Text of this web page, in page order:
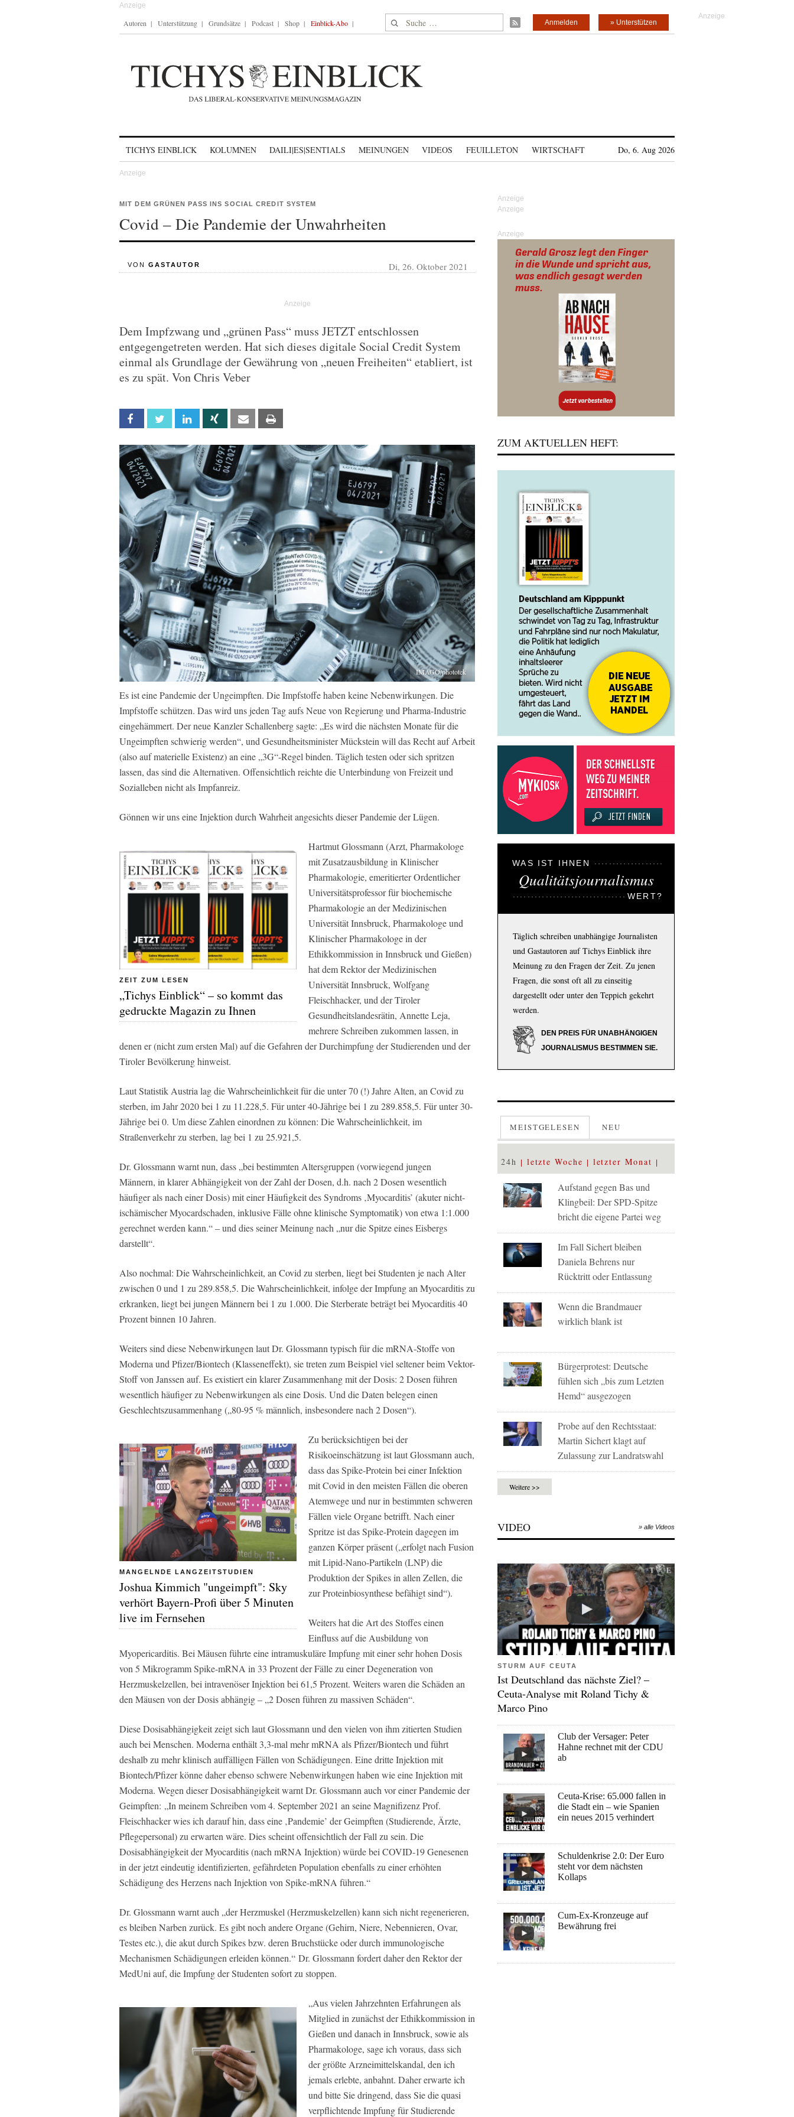
Autoren Unterstützung Grundsätze Podcast Shop Einblick-Abo Suche nach: » Unterstützen
Anmelden
TICHYS EINBLICK KOLUMNEN DAILI|ES|SENTIALS MEINUNGEN VIDEOS FEUILLETON WIRTSCHAFT Do, 6. Aug 2026
MIT DEM GRÜNEN PASS INS SOCIAL CREDIT SYSTEM
Covid – Die Pandemie der Unwahrheiten
VON GASTAUTOR Di, 26. Oktober 2021
Dem Impfzwang und „grünen Pass“ muss JETZT entschlossen
entgegengetreten werden. Hat sich dieses digitale Social Credit System
einmal als Grundlage der Gewährung von „neuen Freiheiten“ etabliert, ist
es zu spät. Von Chris Veber
Facebook Twitter Linkedin Xing Email
IMAGO/phototek
Es ist eine Pandemie der Ungeimpften. Die Impfstoffe haben keine Nebenwirkungen. Die
Impfstoffe schützen. Das wird uns jeden Tag aufs Neue von Regierung und Pharma-Industrie
eingehämmert. Der neue Kanzler Schallenberg sagte: „Es wird die nächsten Monate für die
Ungeimpften schwierig werden“, und Gesundheitsminister Mückstein will das Recht auf Arbeit
(also auf materielle Existenz) an eine „3G“-Regel binden. Täglich testen oder sich spritzen
lassen, das sind die Alternativen. Offensichtlich reichte die Unterbindung von Freizeit und
Sozialleben nicht als Impfanreiz.
Gönnen wir uns eine Injektion durch Wahrheit angesichts dieser Pandemie der Lügen.
ZEIT ZUM LESEN
„Tichys Einblick“ – so kommt das
gedruckte Magazin zu Ihnen
Hartmut Glossmann (Arzt, Pharmakologe
mit Zusatzausbildung in Klinischer
Pharmakologie, emeritierter Ordentlicher
Universitätsprofessor für biochemische
Pharmakologie an der Medizinischen
Universität Innsbruck, Pharmakologe und
Klinischer Pharmakologe in der
Ethikkommission in Innsbruck und Gießen)
hat dem Rektor der Medizinischen
Universität Innsbruck, Wolfgang
Fleischhacker, und der Tiroler
Gesundheitslandesrätin, Annette Leja,
mehrere Schreiben zukommen lassen, in
denen er (nicht zum ersten Mal) auf die Gefahren der Durchimpfung der Studierenden und der
Tiroler Bevölkerung hinweist.
Laut Statistik Austria lag die Wahrscheinlichkeit für die unter 70 (!) Jahre Alten, an Covid zu
sterben, im Jahr 2020 bei 1 zu 11.228,5. Für unter 40-Jährige bei 1 zu 289.858,5. Für unter 30-
Jährige bei 0. Um diese Zahlen einordnen zu können: Die Wahrscheinlichkeit, im
Straßenverkehr zu sterben, lag bei 1 zu 25.921,5.
Dr. Glossmann warnt nun, dass „bei bestimmten Altersgruppen (vorwiegend jungen
Männern, in klarer Abhängigkeit von der Zahl der Dosen, d.h. nach 2 Dosen wesentlich
häufiger als nach einer Dosis) mit einer Häufigkeit des Syndroms ‚Myocarditis’ (akuter nicht-
ischämischer Myocardschaden, inklusive Fälle ohne klinische Symptomatik) von etwa 1:1.000
gerechnet werden kann.“ – und dies seiner Meinung nach „nur die Spitze eines Eisbergs
darstellt“.
Also nochmal: Die Wahrscheinlichkeit, an Covid zu sterben, liegt bei Studenten je nach Alter
zwischen 0 und 1 zu 289.858,5. Die Wahrscheinlichkeit, infolge der Impfung an Myocarditis zu
erkranken, liegt bei jungen Männern bei 1 zu 1.000. Die Sterberate beträgt bei Myocarditis 40
Prozent binnen 10 Jahren.
Weiters sind diese Nebenwirkungen laut Dr. Glossmann typisch für die mRNA-Stoffe von
Moderna und Pfizer/Biontech (Klasseneffekt), sie treten zum Beispiel viel seltener beim Vektor-
Stoff von Janssen auf. Es existiert ein klarer Zusammenhang mit der Dosis: 2 Dosen führen
wesentlich häufiger zu Nebenwirkungen als eine Dosis. Und die Daten belegen einen
Geschlechtszusammenhang („80-95 % männlich, insbesondere nach 2 Dosen“).
MANGELNDE LANGZEITSTUDIEN
Joshua Kimmich "ungeimpft": Sky
verhört Bayern-Profi über 5 Minuten
live im Fernsehen
Zu berücksichtigen bei der
Risikoeinschätzung ist laut Glossmann auch,
dass das Spike-Protein bei einer Infektion
mit Covid in den meisten Fällen die oberen
Atemwege und nur in bestimmten schweren
Fällen viele Organe betrifft. Nach einer
Spritze ist das Spike-Protein dagegen im
ganzen Körper präsent („erfolgt nach Fusion
mit Lipid-Nano-Partikeln (LNP) die
Produktion der Spikes in allen Zellen, die
zur Proteinbiosynthese befähigt sind“).
Weiters hat die Art des Stoffes einen
Einfluss auf die Ausbildung von
Myopericarditis. Bei Mäusen führte eine intramuskuläre Impfung mit einer sehr hohen Dosis
von 5 Mikrogramm Spike-mRNA in 33 Prozent der Fälle zu einer Degeneration von
Herzmuskelzellen, bei intravenöser Injektion bei 61,5 Prozent. Weiters waren die Schäden an
den Mäusen von der Dosis abhängig – „2 Dosen führen zu massiven Schäden“.
Diese Dosisabhängigkeit zeigt sich laut Glossmann und den vielen von ihm zitierten Studien
auch bei Menschen. Moderna enthält 3,3-mal mehr mRNA als Pfizer/Biontech und führt
deshalb zu mehr klinisch auffälligen Fällen von Schädigungen. Eine dritte Injektion mit
Biontech/Pfizer könne daher ebenso schwere Nebenwirkungen haben wie eine Injektion mit
Moderna. Wegen dieser Dosisabhängigkeit warnt Dr. Glossmann auch vor einer Pandemie der
Geimpften: „In meinem Schreiben vom 4. September 2021 an seine Magnifizenz Prof.
Fleischhacker wies ich darauf hin, dass eine ‚Pandemie’ der Geimpften (Studierende, Ärzte,
Pflegepersonal) zu erwarten wäre. Dies scheint offensichtlich der Fall zu sein. Die
Dosisabhängigkeit der Myocarditis (nach mRNA Injektion) würde bei COVID-19 Genesenen
in der jetzt eindeutig identifizierten, gefährdeten Population ebenfalls zu einer erhöhten
Schädigung des Herzens nach Injektion von Spike-mRNA führen.“
Dr. Glossmann warnt auch „der Herzmuskel (Herzmuskelzellen) kann sich nicht regenerieren,
es bleiben Narben zurück. Es gibt noch andere Organe (Gehirn, Niere, Nebennieren, Ovar,
Testes etc.), die akut durch Spikes bzw. deren Bruchstücke oder durch immunologische
Mechanismen Schädigungen erleiden können.“ Dr. Glossmann fordert daher den Rektor der
MedUni auf, die Impfung der Studenten sofort zu stoppen.
„Aus vielen Jahrzehnten Erfahrungen als
Mitglied in zunächst der Ethikkommission in
Gießen und danach in Innsbruck, sowie als
Pharmakologe, sage ich voraus, dass sich
der größte Arzneimittelskandal, den ich
jemals erlebte, anbahnt. Daher erwarte ich
und bitte Sie dringend, dass Sie die quasi
verpflichtende Impfung für Studierende
Anzeige
ZUM AKTUELLEN HEFT:
WAS IST IHNEN
Qualitätsjournalismus
WERT?
Täglich schreiben unabhängige Journalisten
und Gastautoren auf Tichys Einblick ihre
Meinung zu den Fragen der Zeit. Zu jenen
Fragen, die sonst oft all zu einseitig
dargestellt oder unter den Teppich gekehrt
werden.
DEN PREIS FÜR UNABHÄNGIGEN
JOURNALISMUS BESTIMMEN SIE.
MEISTGELESEN NEU
24h letzte Woche letzter Monat
Aufstand gegen Bas und
Klingbeil: Der SPD-Spitze
bricht die eigene Partei weg
Im Fall Sichert bleiben
Daniela Behrens nur
Rücktritt oder Entlassung
Wenn die Brandmauer
wirklich blank ist
Bürgerprotest: Deutsche
fühlen sich „bis zum Letzten
Hemd“ ausgezogen
Probe auf den Rechtsstaat:
Martin Sichert klagt auf
Zulassung zur Landratswahl
Weitere >>
VIDEO » alle Videos
STURM AUF CEUTA
Ist Deutschland das nächste Ziel? –
Ceuta-Analyse mit Roland Tichy &
Marco Pino
Club der Versager: Peter
Hahne rechnet mit der CDU
ab
Ceuta-Krise: 65.000 fallen in
die Stadt ein – wie Spanien
ein neues 2015 verhindert
Schuldenkrise 2.0: Der Euro
steht vor dem nächsten
Kollaps
Cum-Ex-Kronzeuge auf
Bewährung frei